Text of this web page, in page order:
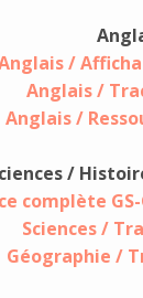
/
Anglais /
Anglais /
/
complète
Sciences /
Géographie /